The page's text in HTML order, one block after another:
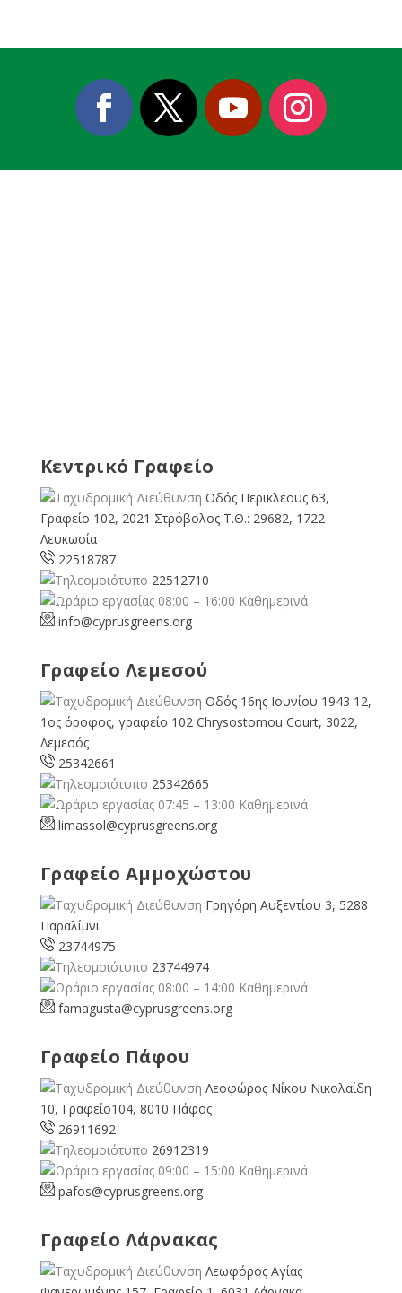
Κεντρικό Γραφείο
Οδός Περικλέους 63,
Γραφείο 102, 2021 Στρόβολος Τ.Θ.: 29682, 1722
Λευκωσία
22518787
22512710
08:00 – 16:00 Καθημερινά
info@cyprusgreens.org
Γραφείο Λεμεσού
Οδός 16ης Ιουνίου 1943 12,
1ος όροφος, γραφείο 102 Chrysostomou Court, 3022,
Λεμεσός
25342661
25342665
07:45 – 13:00 Καθημερινά
limassol@cyprusgreens.org
Γραφείο Αμμοχώστου
Γρηγόρη Αυξεντίου 3, 5288
Παραλίμνι
23744975
23744974
08:00 – 14:00 Καθημερινά
famagusta@cyprusgreens.org
Γραφείο Πάφου
Λεοφώρος Νίκου Νικολαίδη
10, Γραφείο104, 8010 Πάφος
26911692
26912319
09:00 – 15:00 Καθημερινά
pafos@cyprusgreens.org
Γραφείο Λάρνακας
Λεωφόρος Αγίας